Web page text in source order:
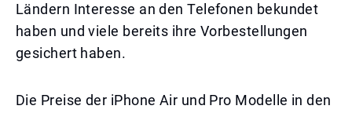
Ländern Interesse an den Telefonen bekundet
haben und viele bereits ihre Vorbestellungen
gesichert haben.
Die Preise der iPhone Air und Pro Modelle in den